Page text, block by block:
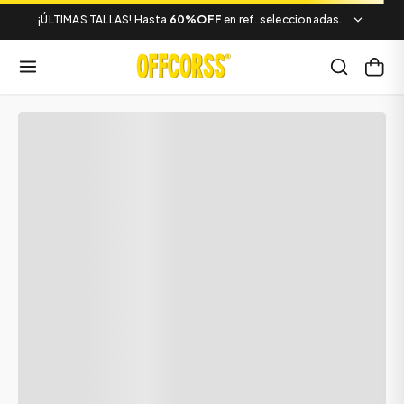
¡ÚLTIMAS TALLAS! Hasta 60%OFF en ref. seleccionadas.